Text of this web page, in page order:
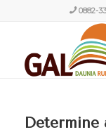
0882-
Determine